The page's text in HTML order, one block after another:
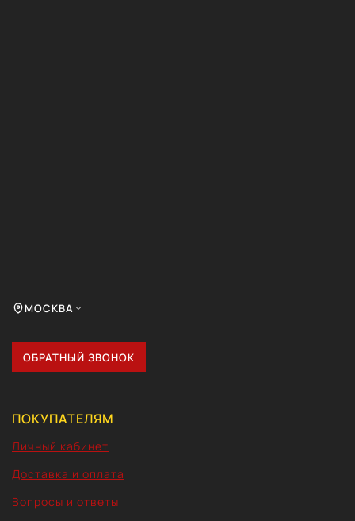
МОСКВА
ОБРАТНЫЙ ЗВОНОК
ПОКУПАТЕЛЯМ
Личный кабинет
Доставка и оплата
Вопросы и ответы